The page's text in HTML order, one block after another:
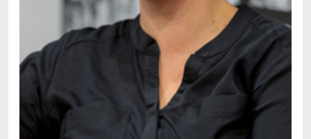
Abu-Jaber, Diana
Abulhawa, Susan
Aburas, Lone
Achebe, Chinua
Achmatova, Anna
Aciman, André
Ackebo, Lena
Acker, Kathy
Ackroyd, Peter
Adam de la Halle